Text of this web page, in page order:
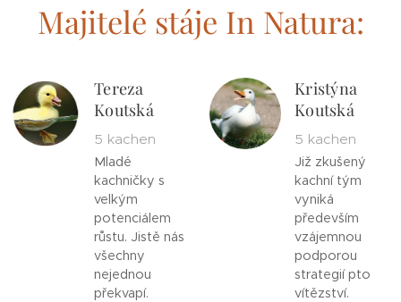
Majitelé stáje In Natura:
Tereza
Koutská
5 kachen
Mladé
kachničky s
velkým
potenciálem
růstu. Jistě nás
všechny
nejednou
překvapí.
Kristýna
Koutská
5 kachen
Již zkušený
kachní tým
vyniká
především
vzájemnou
podporou
strategií pto
vítězství.